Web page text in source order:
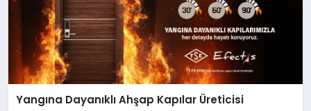
Yangına Dayanıklı Ahşap Kapılar Üreticisi